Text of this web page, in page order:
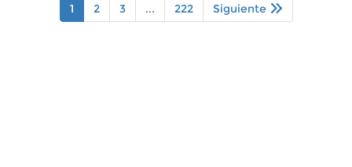
1 2 3 ... 222 Siguiente